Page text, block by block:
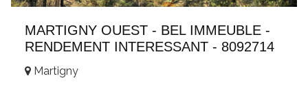
MARTIGNY OUEST - BEL IMMEUBLE -
RENDEMENT INTERESSANT - 8092714
Martigny